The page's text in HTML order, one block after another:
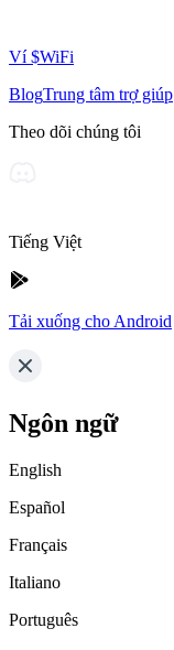
Ví $WiFi
BlogTrung tâm trợ giúp
Theo dõi chúng tôi
Tiếng Việt
Tải xuống cho Android
Ngôn ngữ
English
Español
Français
Italiano
Português